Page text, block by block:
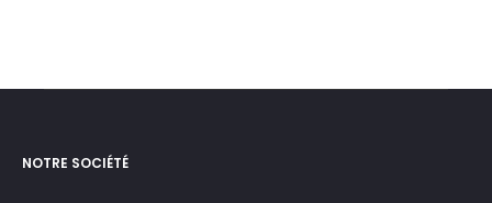
NOTRE SOCIÉTÉ